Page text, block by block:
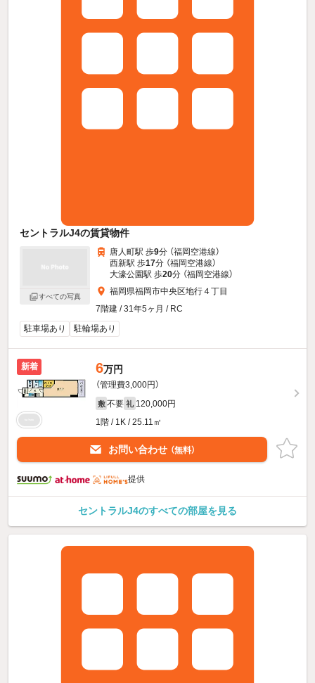
セントラルJ4の賃貸物件
すべての写真
唐人町駅 歩9分 （福岡空港線）
西新駅 歩17分 （福岡空港線）
大濠公園駅 歩20分 （福岡空港線）
福岡県福岡市中央区地行４丁目
7階建 / 31年5ヶ月 / RC
駐車場あり
駐輪場あり
新着 6万円
（管理費3,000円）
敷 不要 礼 120,000円
1階 / 1K / 25.11㎡
お問い合わせ （無料）
提供
セントラルJ4のすべての部屋を見る